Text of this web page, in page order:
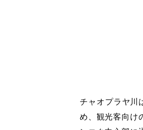
チャオプラヤ川
め、観光客向け